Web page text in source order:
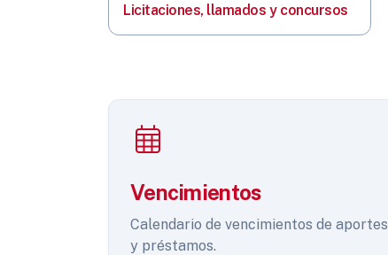
Licitaciones, llamados y concursos
Vencimientos
Calendario de vencimientos de aportes
y préstamos.